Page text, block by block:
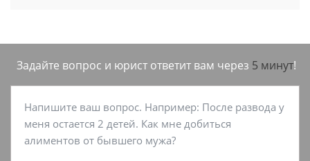
Задайте вопрос и юрист ответит вам через 5 минут!